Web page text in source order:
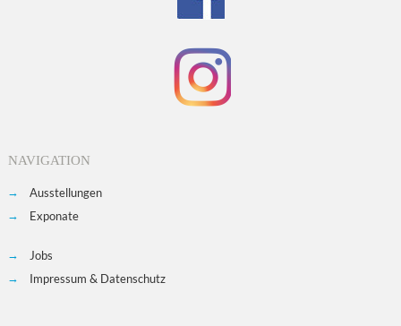
NAVIGATION
Ausstellungen
Exponate
Jobs
Impressum & Datenschutz